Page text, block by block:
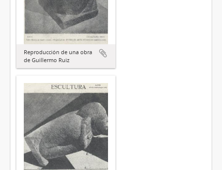
Reproducción de una obra
de Guillermo Ruiz